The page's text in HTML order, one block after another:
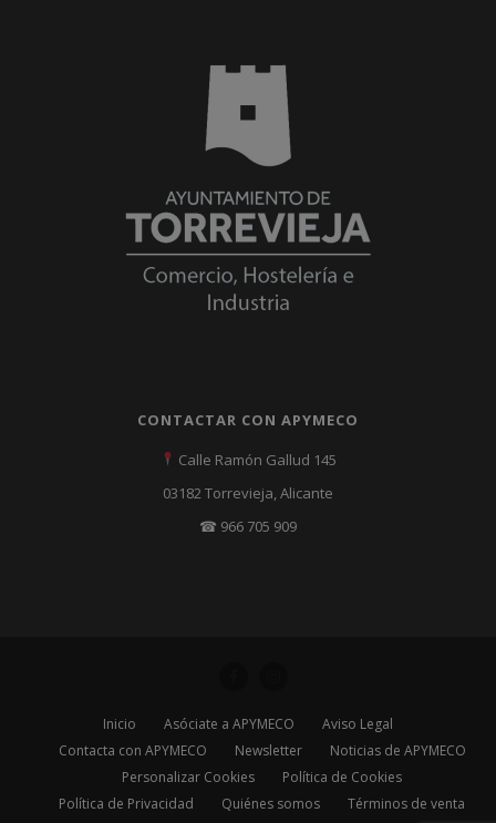
CONTACTAR CON APYMECO
Calle Ramón Gallud 145
03182 Torrevieja, Alicante
☎ 966 705 909
Inicio Asóciate a APYMECO
Aviso Legal
Contacta con APYMECO
Newsletter
Noticias de APYMECO
Personalizar Cookies
Política de Cookies
Política de Privacidad
Quiénes somos Términos de venta